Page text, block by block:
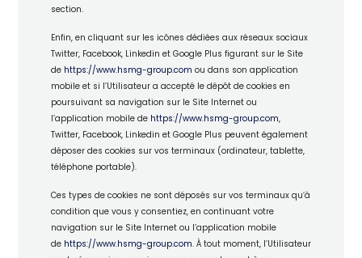
section.
Enfin, en cliquant sur les icônes dédiées aux réseaux sociaux
Twitter, Facebook, Linkedin et Google Plus figurant sur le Site
de https://www.hsmg-group.com ou dans son application
mobile et si l’Utilisateur a accepté le dépôt de cookies en
poursuivant sa navigation sur le Site Internet ou
l’application mobile de https://www.hsmg-group.com,
Twitter, Facebook, Linkedin et Google Plus peuvent également
déposer des cookies sur vos terminaux (ordinateur, tablette,
téléphone portable).
Ces types de cookies ne sont déposés sur vos terminaux qu’à
condition que vous y consentiez, en continuant votre
navigation sur le Site Internet ou l’application mobile
de https://www.hsmg-group.com. À tout moment, l’Utilisateur